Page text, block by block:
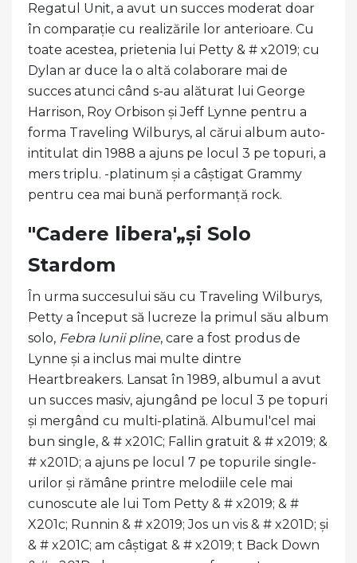
Regatul Unit, a avut un succes moderat doar
în comparație cu realizările lor anterioare. Cu
toate acestea, prietenia lui Petty & # x2019; cu
Dylan ar duce la o altă colaborare mai de
succes atunci când s-au alăturat lui George
Harrison, Roy Orbison și Jeff Lynne pentru a
forma Traveling Wilburys, al cărui album auto-
intitulat din 1988 a ajuns pe locul 3 pe topuri, a
mers triplu. -platinum și a câștigat Grammy
pentru cea mai bună performanță rock.
"Cadere libera'„și Solo
Stardom
În urma succesului său cu Traveling Wilburys,
Petty a început să lucreze la primul său album
solo, Febra lunii pline, care a fost produs de
Lynne și a inclus mai multe dintre
Heartbreakers. Lansat în 1989, albumul a avut
un succes masiv, ajungând pe locul 3 pe topuri
și mergând cu multi-platină. Albumul'cel mai
bun single, & # x201C; Fallin gratuit & # x2019; &
# x201D; a ajuns pe locul 7 pe topurile single-
urilor și rămâne printre melodiile cele mai
cunoscute ale lui Tom Petty & # x2019; & #
X201c; Runnin & # x2019; Jos un vis & # x201D; și
& # x201C; am câștigat & # x2019; t Back Down